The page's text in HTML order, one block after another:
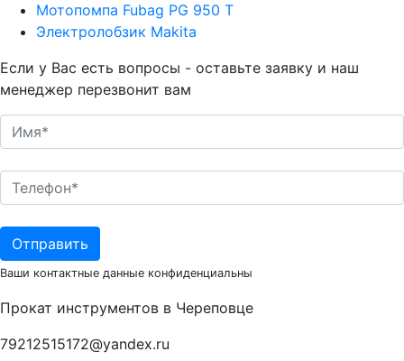
Мотопомпа Fubag PG 950 T
Электролобзик Makita
Если у Вас есть вопросы - оставьте заявку и наш
менеджер перезвонит вам
Ваши контактные данные конфиденциальны
Прокат инструментов в Череповце
79212515172@yandex.ru